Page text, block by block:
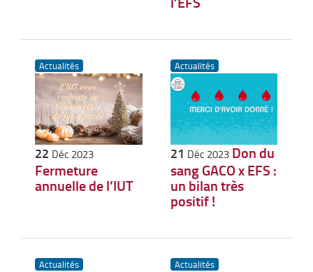
Actualités
22 Déc 2023
Fermeture
annuelle de l’IUT
Actualités
21 Déc 2023 Don du
sang GACO x EFS :
un bilan très
positif !
Actualités Actualités